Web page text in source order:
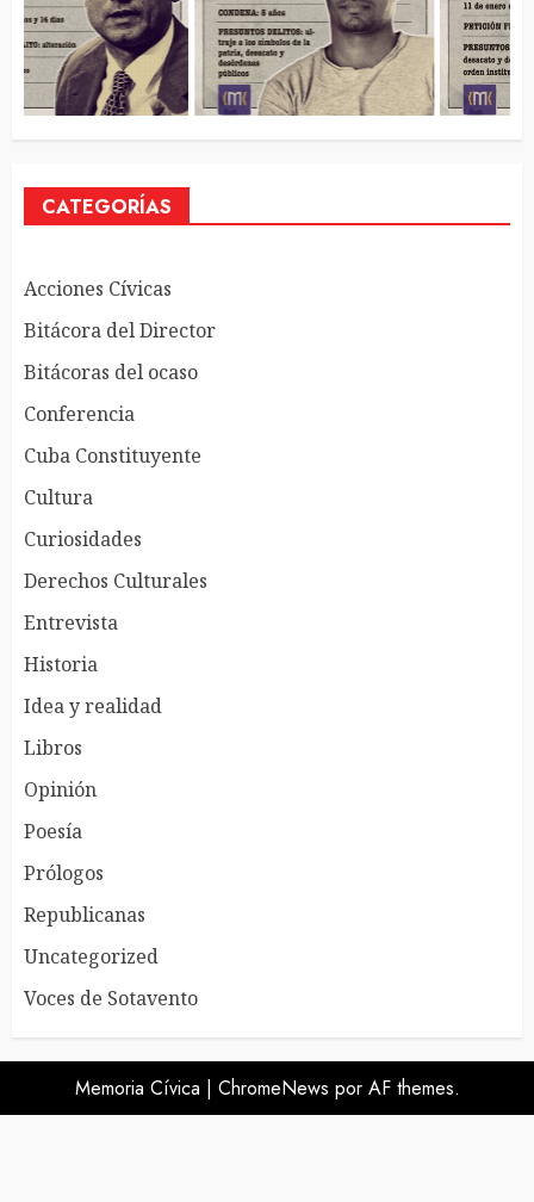
CATEGORÍAS
Acciones Cívicas
Bitácora del Director
Bitácoras del ocaso
Conferencia
Cuba Constituyente
Cultura
Curiosidades
Derechos Culturales
Entrevista
Historia
Idea y realidad
Libros
Opinión
Poesía
Prólogos
Republicanas
Uncategorized
Voces de Sotavento
Memoria Cívica | ChromeNews por AF themes.